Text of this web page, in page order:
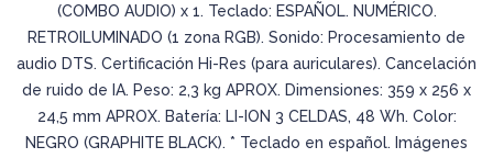
(COMBO AUDIO) x 1. Teclado: ESPAÑOL. NUMÉRICO.
RETROILUMINADO (1 zona RGB). Sonido: Procesamiento de
audio DTS. Certificación Hi-Res (para auriculares). Cancelación
de ruido de IA. Peso: 2,3 kg APROX. Dimensiones: 359 x 256 x
24,5 mm APROX. Batería: LI-ION 3 CELDAS, 48 Wh. Color:
NEGRO (GRAPHITE BLACK). * Teclado en español. Imágenes